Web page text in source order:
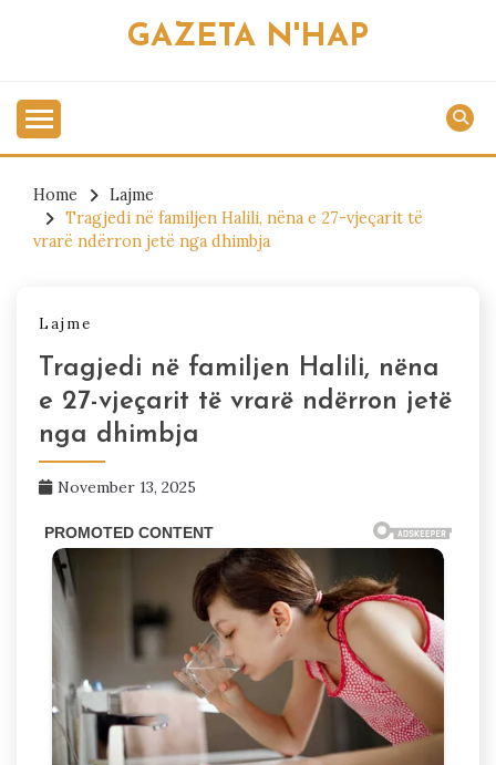
GAZETA N'HAP
Home
Lajme
Tragjedi në familjen Halili, nëna e 27-vjeçarit të
vrarë ndërron jetë nga dhimbja
Lajme
Tragjedi në familjen Halili, nëna
e 27-vjeçarit të vrarë ndërron jetë
nga dhimbja
November 13, 2025